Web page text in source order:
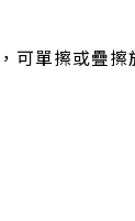
可單擦或疊擦